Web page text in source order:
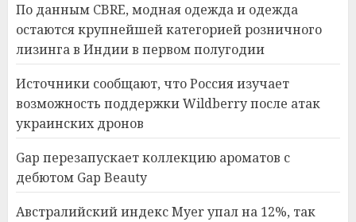
По данным CBRE, модная одежда и одежда
остаются крупнейшей категорией розничного
лизинга в Индии в первом полугодии
Источники сообщают, что Россия изучает
возможность поддержки Wildberry после атак
украинских дронов
Gap перезапускает коллекцию ароматов с
дебютом Gap Beauty
Австралийский индекс Myer упал на 12%, так